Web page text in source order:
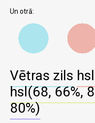
Un otrā:
Vētras zils
hsl(68, 66%,
80%)